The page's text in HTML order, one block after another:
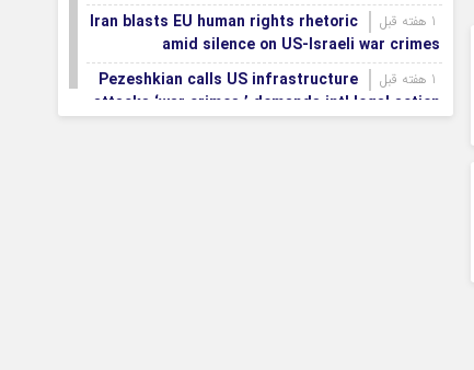
Iran blasts EU human rights rhetoric
amid silence on US-Israeli war crimes
Pezeshkian calls US infrastructure
attacks ‘war crimes,’ demands intl legal action